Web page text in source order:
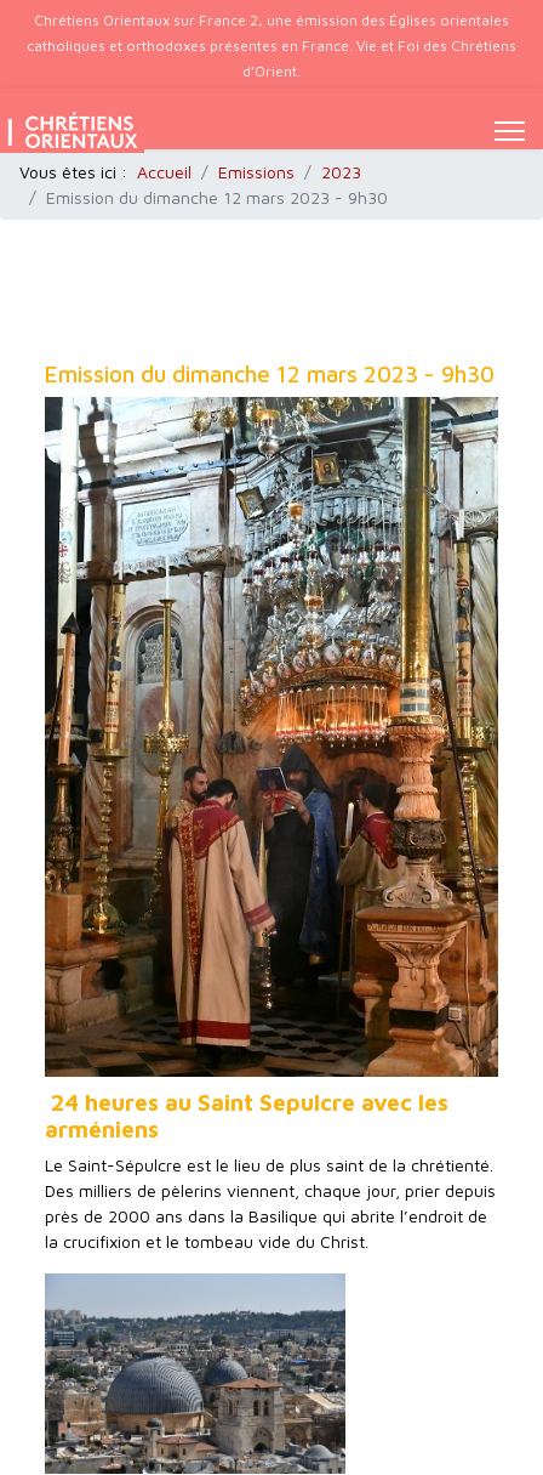
Chrétiens Orientaux sur France 2, une émission des Églises orientales
catholiques et orthodoxes présentes en France. Vie et Foi des Chrétiens
d’Orient.
Vous êtes ici : Accueil Emissions
2023
Emission du dimanche 12 mars 2023 - 9h30
Emission du dimanche 12 mars 2023 - 9h30
24 heures au Saint Sepulcre avec les
arméniens
Le Saint-Sépulcre est le lieu de plus saint de la chrétienté.
Des milliers de pèlerins viennent, chaque jour, prier depuis
près de 2000 ans dans la Basilique qui abrite l’endroit de
la crucifixion et le tombeau vide du Christ.